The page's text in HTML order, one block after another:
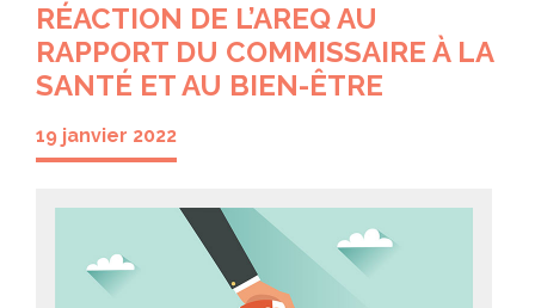
RÉACTION DE L’AREQ AU
RAPPORT DU COMMISSAIRE À LA
SANTÉ ET AU BIEN-ÊTRE
19 janvier 2022